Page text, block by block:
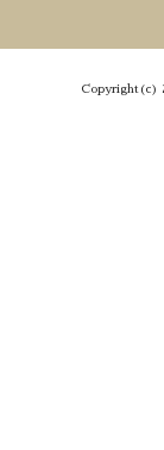
Copyright(c)